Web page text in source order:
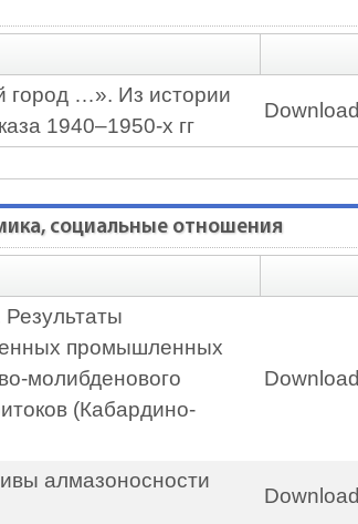
город …». Из истории
1940–1950-х гг
Download
социальные отношения
промышленных
молибденового
(Кабардино-
Download
алмазоносности
Download